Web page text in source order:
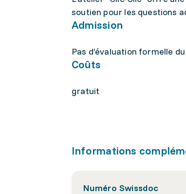
soutien pour les questions
Admission
Pas d’évaluation formelle
Coûts
gratuit
Informations
Numéro Swissdoc